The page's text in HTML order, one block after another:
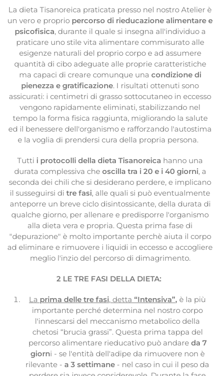
La dieta Tisanoreica praticata presso nel nostro Atelier è
un vero e proprio percorso di rieducazione alimentare e
psicofisica, durante il quale si insegna all'individuo a
praticare uno stile vita alimentare commisurato alle
esigenze naturali del proprio corpo e ad assumere
quantità di cibo adeguate alle proprie caratteristiche
ma capaci di creare comunque una condizione di
pienezza e gratificazione. I risultati ottenuti sono
assicurati: i centimetri di grasso sottocutaneo in eccesso
vengono rapidamente eliminati, stabilizzando nel
tempo la forma fisica raggiunta, migliorando la salute
ed il benessere dell'organismo e rafforzando l'autostima
e la voglia di prendersi cura della propria persona.
Tutti i protocolli della dieta Tisanoreica hanno una
durata complessiva che oscilla tra i 20 e i 40 giorni, a
seconda dei chili che si desiderano perdere, e implicano
il susseguirsi di tre fasi, alle quali si può eventualmente
anteporre un breve ciclo disintossicante, della durata di
qualche giorno, per allenare e predisporre l'organismo
alla dieta vera e propria. Questa prima fase di
"depurazione" è molto importante perchè aiuta il corpo
ad eliminare e rimuovere i liquidi in eccesso e accogliere
meglio l'inzio del percorso di dimagrimento.
2 LE TRE FASI DELLA DIETA:
La prima delle tre fasi, detta “Intensiva”, è la più
importante perché determina nel nostro corpo
l'innescarsi del meccanismo metabolico della
chetosi “brucia grassi”. Questa prima tappa del
percorso alimentare rieducativo può andare da 7
giorni - se l'entità dell'adipe da rimuovere non è
rilevante - a 3 settimane - nel caso in cui il peso da